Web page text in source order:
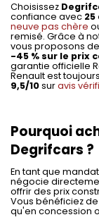
Choisissez
confiance avec
neuve pas chère
remisé. Grâce à
vous proposons
-45 % sur le prix
garantie officielle
Renault est
9,5/10suravis
Pourquoi
Degrifcars ?
En tant que
négocie
offrir des prix
Vous bénéficiez
qu'en concession